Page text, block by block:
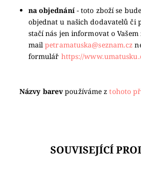
na objednání - toto zboží se
objednat u našich dodavatelů či
stačí nás jen informovat o Vašem
mail petramatuska@seznam.cz
formulář https://
Názvy barev používáme ztohoto
SOUVISEJÍCÍ